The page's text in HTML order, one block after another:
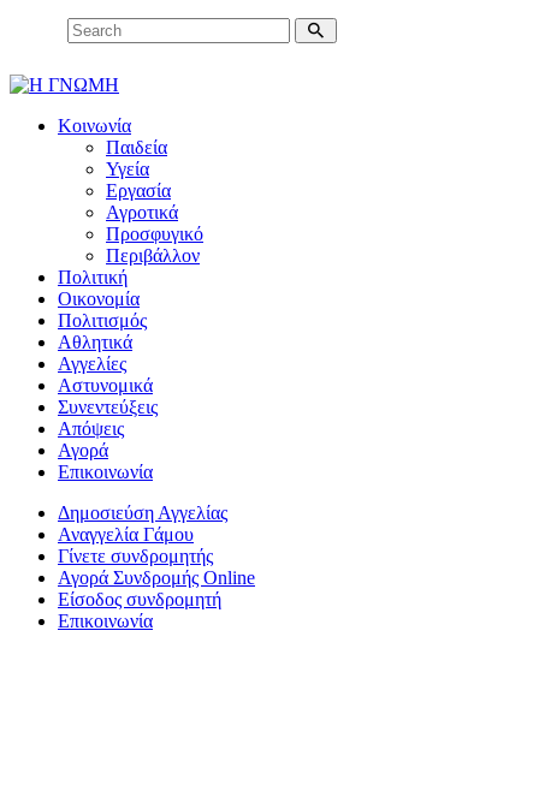
Κοινωνία
Παιδεία
Υγεία
Εργασία
Αγροτικά
Προσφυγικό
Περιβάλλον
Πολιτική
Οικονομία
Πολιτισμός
Αθλητικά
Αγγελίες
Αστυνομικά
Συνεντεύξεις
Απόψεις
Αγορά
Επικοινωνία
Δημοσιεύση Αγγελίας
Αναγγελία Γάμου
Γίνετε συνδρομητής
Αγορά Συνδρομής Online
Είσοδος συνδρομητή
Επικοινωνία